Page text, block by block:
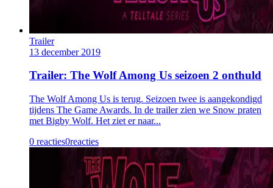
Trailer
13 december 2019
Trailer: The Wolf Among Us seizoen 2 onthuld
The Wolf Among Us is terug. Seizoen twee is aangekondigd
tijdens The Game Awards. In de trailer zien we Snow praten
met Bigby Wolf. Het ziet er naar...
0 reacties0reacties